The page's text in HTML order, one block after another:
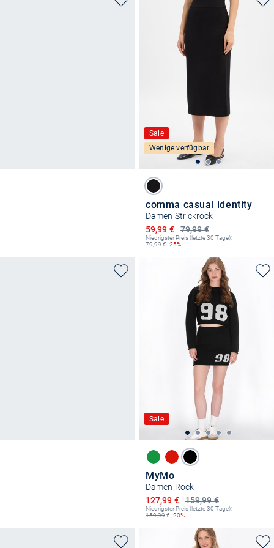
Sale
Wenige verfügbar
comma casual identity
Damen Strickrock
79,99 €
Ermäßigter Preis
59,99 €
Niedrigster Preis (letzte 30 Tage):
79,99€ -25%
Sale
MyMo
Damen Rock
159,99 €
Ermäßigter Preis
127,99 €
Niedrigster Preis (letzte 30 Tage):
159,99€ -20%